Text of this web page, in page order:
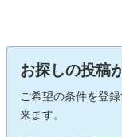
お探しの投稿
ご希望の条件を登
来ます。